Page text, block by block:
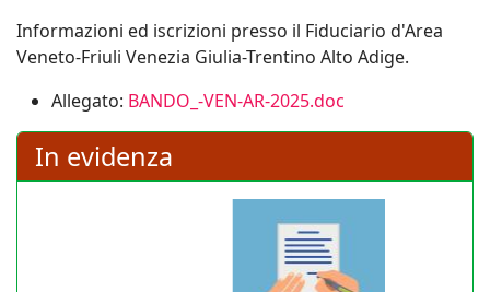
Informazioni ed iscrizioni presso il Fiduciario d'Area
Veneto-Friuli Venezia Giulia-Trentino Alto Adige.
Allegato: BANDO_-VEN-AR-2025.doc
In evidenza